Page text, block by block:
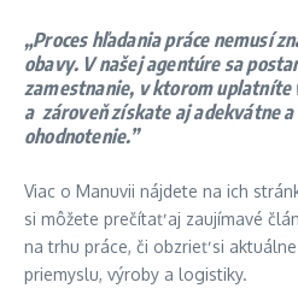
„Proces hľadania práce nemusí
obavy. V našej agentúre sa
zamestnanie, v ktorom uplatníte
a zároveň získate aj adekvátne
ohodnotenie.”
Viac o Manuvii nájdete na ich
si môžete prečítať aj zaujímavé
na trhu práce, či obzrieť si
priemyslu, výroby a logistiky.